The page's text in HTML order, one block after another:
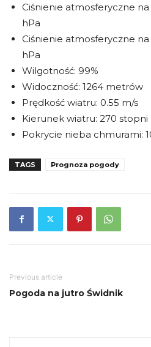
Ciśnienie atmosferyczne
hPa
Ciśnienie atmosferyczne
hPa
Wilgotność: 99%
Widoczność: 1264 metrów
Prędkość wiatru: 0.55 m/s
Kierunek wiatru: 270 stopni
Pokrycie nieba chmurami:
TAGS Prognoza pogody
Previous article
Pogoda na jutro Świdnik